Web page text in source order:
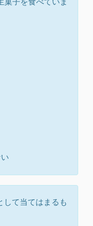
して当てはまるも